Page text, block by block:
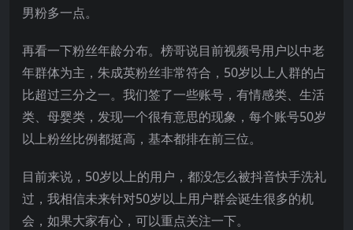
男粉多一点。
再看一下粉丝年龄分布。榜哥说目前视频号用户以中老
年群体为主，朱成英粉丝非常符合，50岁以上人群的占
比超过三分之一。我们签了一些账号，有情感类、生活
类、母婴类，发现一个很有意思的现象，每个账号50岁
以上粉丝比例都挺高，基本都排在前三位。
目前来说，50岁以上的用户，都没怎么被抖音快手洗礼
过，我相信未来针对50岁以上用户群会诞生很多的机
会，如果大家有心，可以重点关注一下。